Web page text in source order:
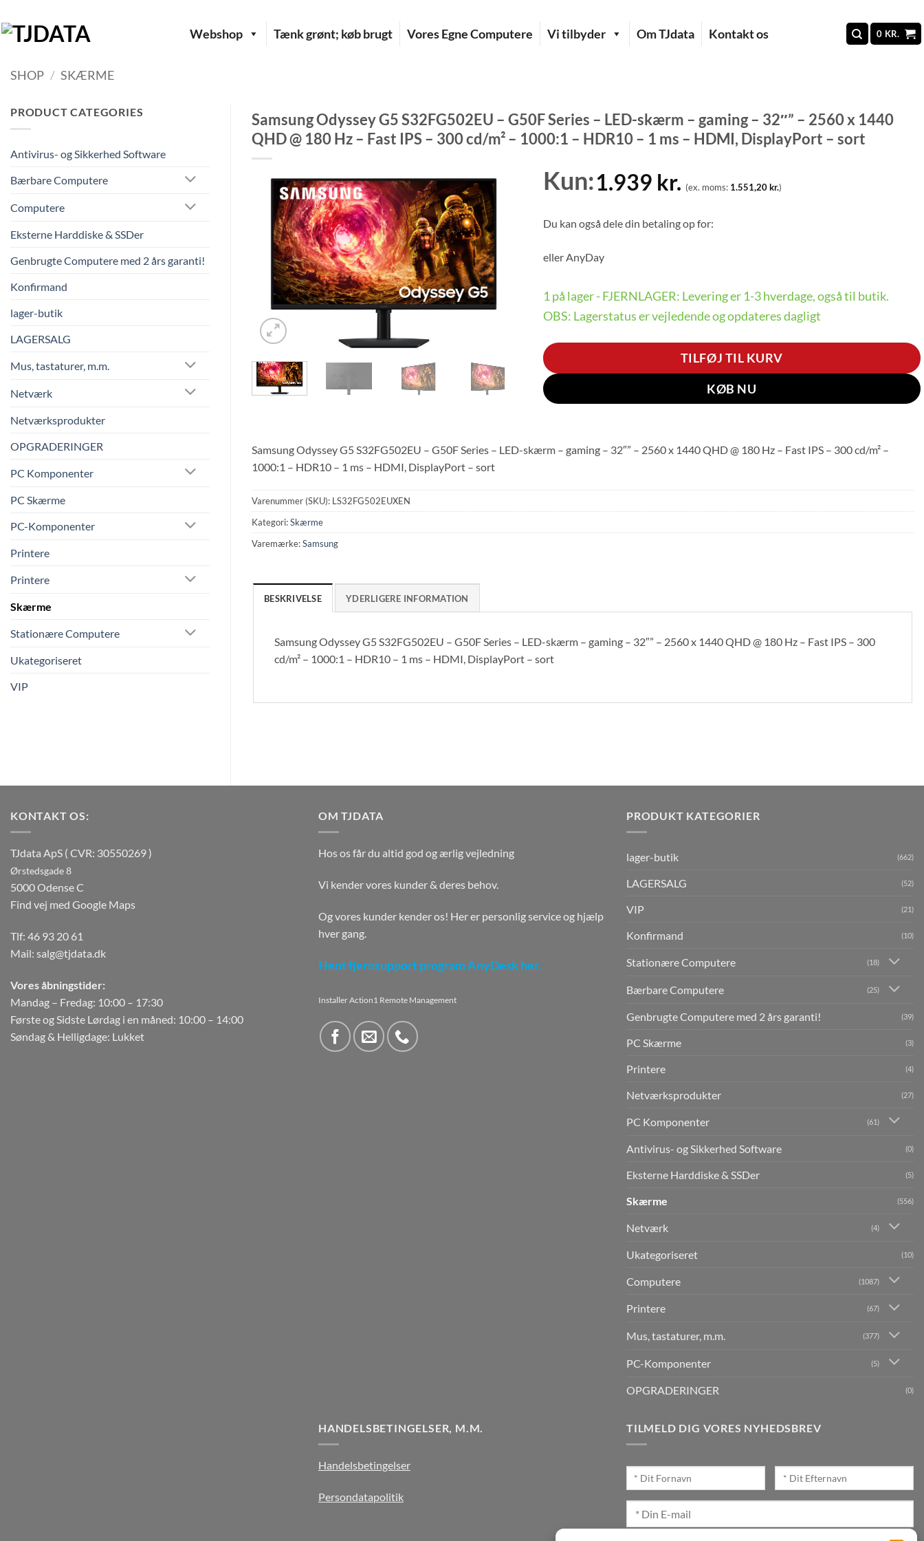
til
indhold
Webshop Tænk grønt; køb brugt Vores Egne Computere Vi tilbyder Om TJdata Kontakt os 0 KR.
SHOP / SKÆRME
PRODUCT CATEGORIES
Antivirus- og Sikkerhed Software
Bærbare Computere
Computere
Eksterne Harddiske & SSDer
Genbrugte Computere med 2 års garanti!
Konfirmand
lager-butik
LAGERSALG
Mus, tastaturer, m.m.
Netværk
Netværksprodukter
OPGRADERINGER
PC Komponenter
PC Skærme
PC-Komponenter
Printere
Printere
Skærme
Stationære Computere
Ukategoriseret
VIP
Samsung Odyssey G5 S32FG502EU – G50F Series – LED-skærm – gaming – 32″” – 2560 x 1440
QHD @ 180 Hz – Fast IPS – 300 cd/m² – 1000:1 – HDR10 – 1 ms – HDMI, DisplayPort – sort
Kun:1.939 kr. (ex. moms: 1.551,20kr.)
Du kan også dele din betaling op for:
ellerAnyDay
1 på lager - FJERNLAGER: Levering er 1-3 hverdage, også til butik.
OBS: Lagerstatus er vejledende og opdateres dagligt
TILFØJ TIL KURV
KØB NU
Samsung Odyssey G5 S32FG502EU – G50F Series – LED-skærm – gaming – 32″” – 2560 x 1440 QHD @ 180 Hz – Fast IPS – 300 cd/m² –
1000:1 – HDR10 – 1 ms – HDMI, DisplayPort – sort
Varenummer (SKU): LS32FG502EUXEN
Kategori:Skærme
Varemærke:Samsung
BESKRIVELSE YDERLIGERE INFORMATION
Samsung Odyssey G5 S32FG502EU – G50F Series – LED-skærm – gaming – 32″” – 2560 x 1440 QHD @ 180 Hz – Fast IPS – 300
cd/m² – 1000:1 – HDR10 – 1 ms – HDMI, DisplayPort – sort
KONTAKT OS:
TJdata ApS ( CVR: 30550269 )
Ørstedsgade 8
5000 Odense C
Find vej med Google Maps
Tlf: 46 93 20 61
Mail: salg@tjdata.dk
Vores åbningstider:
Mandag – Fredag: 10:00 – 17:30
Første og Sidste Lørdag i en måned: 10:00 – 14:00
Søndag & Helligdage: Lukket
OM TJDATA
Hos os får du altid god og ærlig vejledning
Vi kender vores kunder & deres behov.
Og vores kunder kender os! Her er personlig service og hjælp
hver gang.
Hent fjernsupport program AnyDesk her.
Installer Action1 Remote Management
PRODUKT KATEGORIER
lager-butik (662)
LAGERSALG (52)
VIP (21)
Konfirmand (10)
Stationære Computere (18)
Bærbare Computere (25)
Genbrugte Computere med 2 års garanti! (39)
PC Skærme (3)
Printere (4)
Netværksprodukter (27)
PC Komponenter (61)
Antivirus- og Sikkerhed Software (0)
Eksterne Harddiske & SSDer (5)
Skærme (556)
Netværk (4)
Ukategoriseret (10)
Computere (1087)
Printere (67)
Mus, tastaturer, m.m. (377)
PC-Komponenter (5)
OPGRADERINGER (0)
HANDELSBETINGELSER, M.M.
Handelsbetingelser
Persondatapolitik
TILMELD DIG VORES NYHEDSBREV